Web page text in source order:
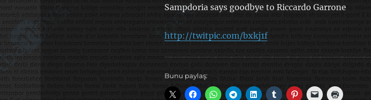
Sampdoria says goodbye to Riccardo Garrone
http://twitpic.com/bxkj1f
Bunu paylaş: